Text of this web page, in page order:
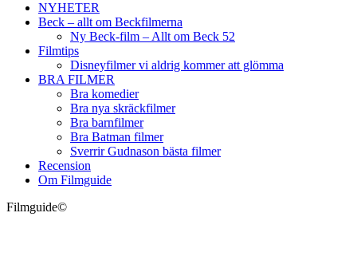
NYHETER
Beck – allt om Beckfilmerna
Ny Beck-film – Allt om Beck 52
Filmtips
Disneyfilmer vi aldrig kommer att glömma
BRA FILMER
Bra komedier
Bra nya skräckfilmer
Bra barnfilmer
Bra Batman filmer
Sverrir Gudnason bästa filmer
Recension
Om Filmguide
Filmguide©